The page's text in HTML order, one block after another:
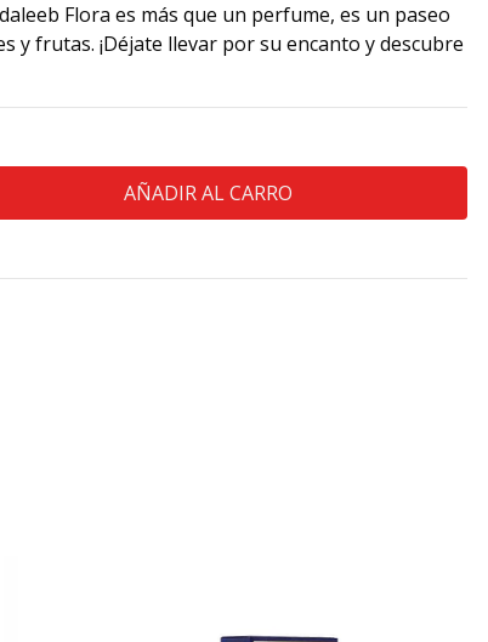
Flora es más que un perfume, es un paseo
y frutas. ¡Déjate llevar por su encanto y descubre